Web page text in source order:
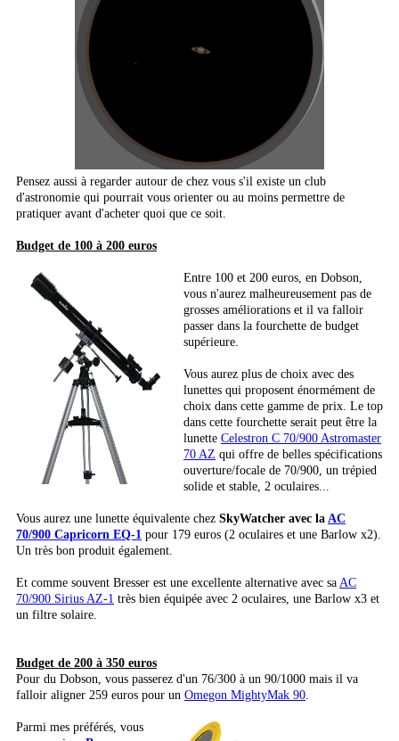
Pensez aussi à regarder autour de chez vous s'il existe un club
d'astronomie qui pourrait vous orienter ou au moins permettre de
pratiquer avant d'acheter quoi que ce soit.
Budget de 100 à 200 euros
Entre 100 et 200 euros, en Dobson,
vous n'aurez malheureusement pas de
grosses améliorations et il va falloir
passer dans la fourchette de budget
supérieure.
Vous aurez plus de choix avec des
lunettes qui proposent énormément de
choix dans cette gamme de prix. Le top
dans cette fourchette serait peut être la
lunette Celestron C 70/900 Astromaster
70 AZ qui offre de belles spécifications
ouverture/focale de 70/900, un trépied
solide et stable, 2 oculaires...
Vous aurez une lunette équivalente chez SkyWatcher avec la AC
70/900 Capricorn EQ-1 pour 179 euros (2 oculaires et une Barlow x2).
Un très bon produit également.
Et comme souvent Bresser est une excellente alternative avec sa AC
70/900 Sirius AZ-1 très bien équipée avec 2 oculaires, une Barlow x3 et
un filtre solaire.
Budget de 200 à 350 euros
Pour du Dobson, vous passerez d'un 76/300 à un 90/1000 mais il va
falloir aligner 259 euros pour un Omegon MightyMak 90.
Parmi mes préférés, vous